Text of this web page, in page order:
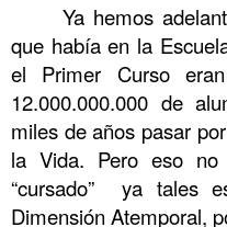
Ya hemos
que había en la
el Primer Curso
12.000.000.000 de
miles de años pasar
la Vida. Pero eso
“cursado” ya tales
Dimensión Atemporal,